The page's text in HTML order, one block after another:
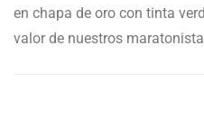
en chapa de oro con tinta
valor de nuestros